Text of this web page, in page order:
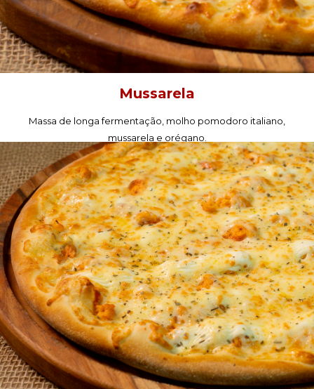
Mussarela
Massa de longa fermentação, molho pomodoro italiano,
mussarela e orégano.
PEÇA AGORA!